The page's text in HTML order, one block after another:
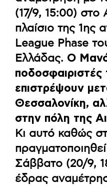
(17/9, 15:00) στο
πλαίσιο της 1ης
League Phase
Ελλάδας. Ο
επιστρέψουν
Θεσσαλονίκη,
στην πόλη της
Κι αυτό καθώς
Σάββατο (20/9,
έδρας